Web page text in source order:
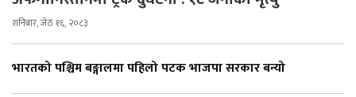
शनिबार, जेठ १६, २०८३
भारतको पश्चिम बङ्गालमा पहिलो पटक भाजपा सरकार बन्यो